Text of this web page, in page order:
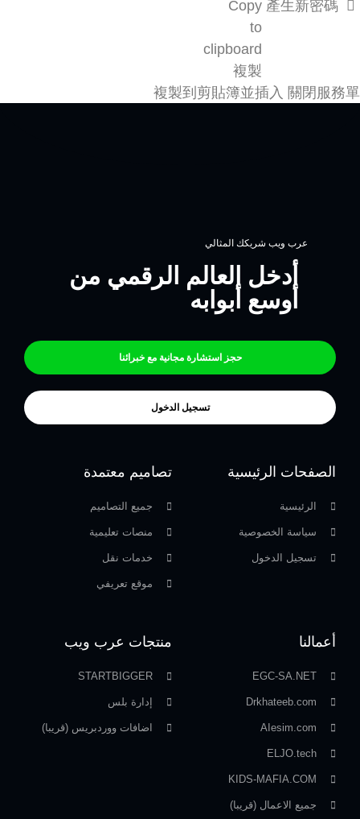
複製
關閉服務單
複製到剪貼簿並插入
عرب ويب شريكك المثالي
أدخل العالم الرقمي من
أوسع أبوابه
حجز استشارة مجانية مع خبرائنا
تسجيل الدخول
الصفحات الرئيسية
الرئيسية
سياسة الخصوصية
تسجيل الدخول
تصاميم معتمدة
جميع التصاميم
منصات تعليمية
خدمات نقل
موقع تعريفي
أعمالنا
EGC-SA.NET
Drkhateeb.com
AIesim.com
ELJO.tech
KIDS-MAFIA.COM
جميع الاعمال (قريبا)
منتجات عرب ويب
STARTBIGGER
إدارة بلس
اضافات ووردبريس (قريبا)